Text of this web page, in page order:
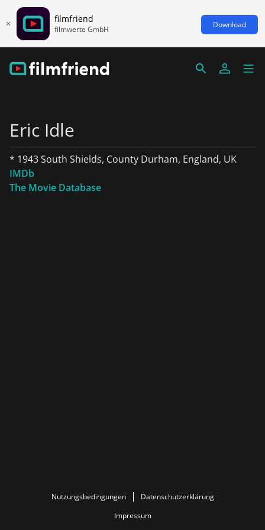
filmfriend
filmwerte GmbH Download
Eric Idle
* 1943 South Shields, County Durham, England, UK
IMDb
The Movie Database
Nutzungsbedingungen
Datenschutzerklärung
Impressum